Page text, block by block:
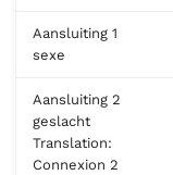
Aansluiting 1
sexe
Aansluiting 2
geslacht
Translation:
Connexion 2